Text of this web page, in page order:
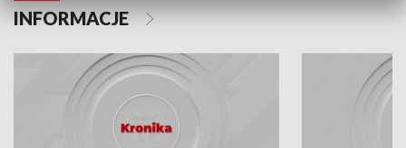
INFORMACJE